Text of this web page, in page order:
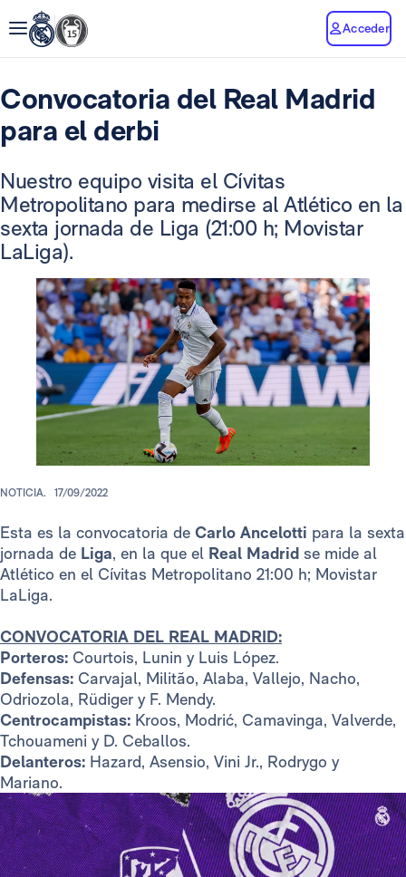
Acceder
Convocatoria del Real Madrid
para el derbi
Nuestro equipo visita el Cívitas
Metropolitano para medirse al Atlético en la
sexta jornada de Liga (21:00 h; Movistar
LaLiga).
NOTICIA. 17/09/2022
Esta es la convocatoria de Carlo Ancelotti para la sexta
jornada de Liga, en la que el Real Madrid se mide al
Atlético en el Cívitas Metropolitano 21:00 h; Movistar
LaLiga.
CONVOCATORIA DEL REAL MADRID:
Porteros: Courtois, Lunin y Luis López.
Defensas: Carvajal, Militão, Alaba, Vallejo, Nacho,
Odriozola, Rüdiger y F. Mendy.
Centrocampistas: Kroos, Modrić, Camavinga, Valverde,
Tchouameni y D. Ceballos.
Delanteros: Hazard, Asensio, Vini Jr., Rodrygo y
Mariano.